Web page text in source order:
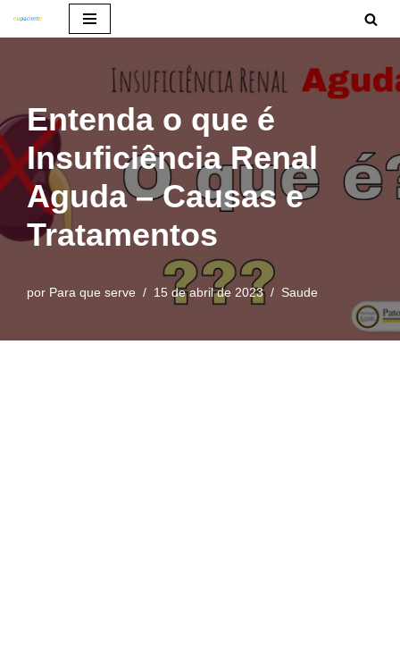
conteúdo
Entenda o que é
Insuficiência Renal
Aguda – Causas e
Tratamentos
por Para que serve 15 de abril de 2023 Saude